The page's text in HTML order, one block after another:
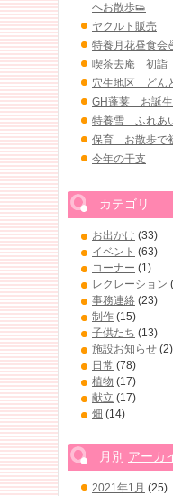
へお散歩👟
ヤクルト販売
特養月花昼食会
喫茶去庵 初詣
穴生地区 どん
GH蓬莱 お誕生
特養雪 ふれあ
保育 お散歩で
今年の干支
カテゴリ
お出かけ (33)
イベント (63)
コーナー (1)
レクレーション
事務連絡 (23)
制作 (15)
子供たち (13)
施設お知らせ (2)
日常 (78)
植物 (17)
献立 (17)
畑 (14)
月別 アーカ
2021年1月 (25)